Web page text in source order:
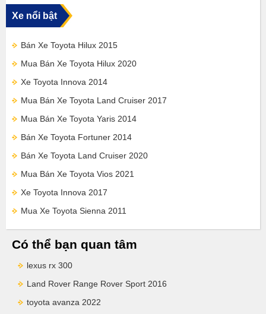
Xe nổi bật
Bán Xe Toyota Hilux 2015
Mua Bán Xe Toyota Hilux 2020
Xe Toyota Innova 2014
Mua Bán Xe Toyota Land Cruiser 2017
Mua Bán Xe Toyota Yaris 2014
Bán Xe Toyota Fortuner 2014
Bán Xe Toyota Land Cruiser 2020
Mua Bán Xe Toyota Vios 2021
Xe Toyota Innova 2017
Mua Xe Toyota Sienna 2011
Có thể bạn quan tâm
lexus rx 300
Land Rover Range Rover Sport 2016
toyota avanza 2022